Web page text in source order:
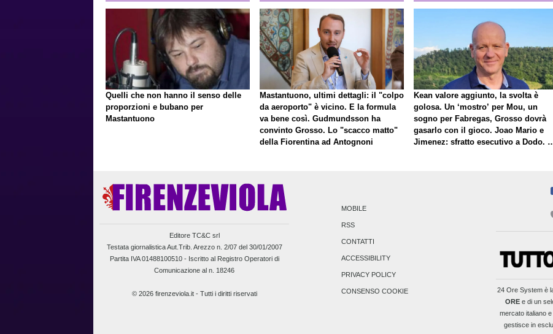
Quelli che non hanno il senso delle
proporzioni e bubano per
Mastantuono
Mastantuono, ultimi dettagli: il "colpo
da aeroporto" è vicino. E la formula
va bene così. Gudmundsson ha
convinto Grosso. Lo "scacco matto"
della Fiorentina ad Antognoni
Kean valore aggiunto, la svolta è
golosa. Un ‘mostro’ per Mou, un
sogno per Fabregas, Grosso dovrà
gasarlo con il gioco. Joao Mario e
Jimenez: sfratto esecutivo a Dodo. E
Editore TC&C srl
Testata giornalistica Aut.Trib. Arezzo n. 2/07 del 30/01/2007
Partita IVA 01488100510 - Iscritto al Registro Operatori di
Comunicazione al n. 18246
© 2026 firenzeviola.it - Tutti i diritti riservati
MOBILE
RSS
CONTATTI
ACCESSIBILITY
PRIVACY POLICY
CONSENSO COOKIE 24 Ore Systemè
OREe di un
mercato italiano
gestisce in